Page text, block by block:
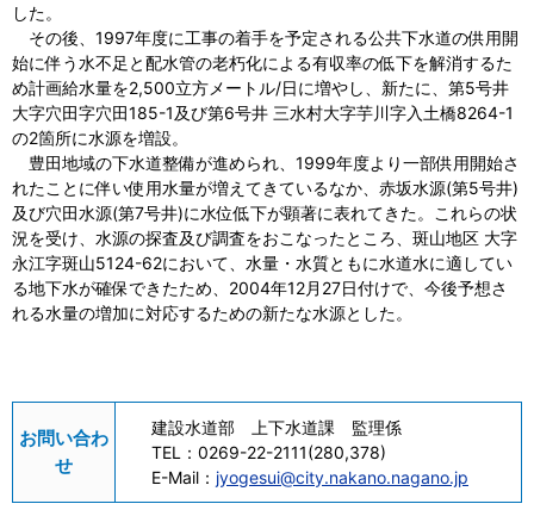
した。
その後、1997年度に工事の着手を予定される公共下水道の供用開
始に伴う水不足と配水管の老朽化による有収率の低下を解消するた
め計画給水量を2,500立方メートル/日に増やし、新たに、第5号井
大字穴田字穴田185-1及び第6号井 三水村大字芋川字入土橋8264-1
の2箇所に水源を増設。
豊田地域の下水道整備が進められ、1999年度より一部供用開始さ
れたことに伴い使用水量が増えてきているなか、赤坂水源(第5号井)
及び穴田水源(第7号井)に水位低下が顕著に表れてきた。これらの状
況を受け、水源の探査及び調査をおこなったところ、斑山地区 大字
永江字斑山5124-62において、水量・水質ともに水道水に適してい
る地下水が確保できたため、2004年12月27日付けで、今後予想さ
れる水量の増加に対応するための新たな水源とした。
お問い合わ
せ
建設水道部 上下水道課 監理係
TEL： 0269-22-2111(280,378)
E-Mail： jyogesui@city.nakano.nagano.jp